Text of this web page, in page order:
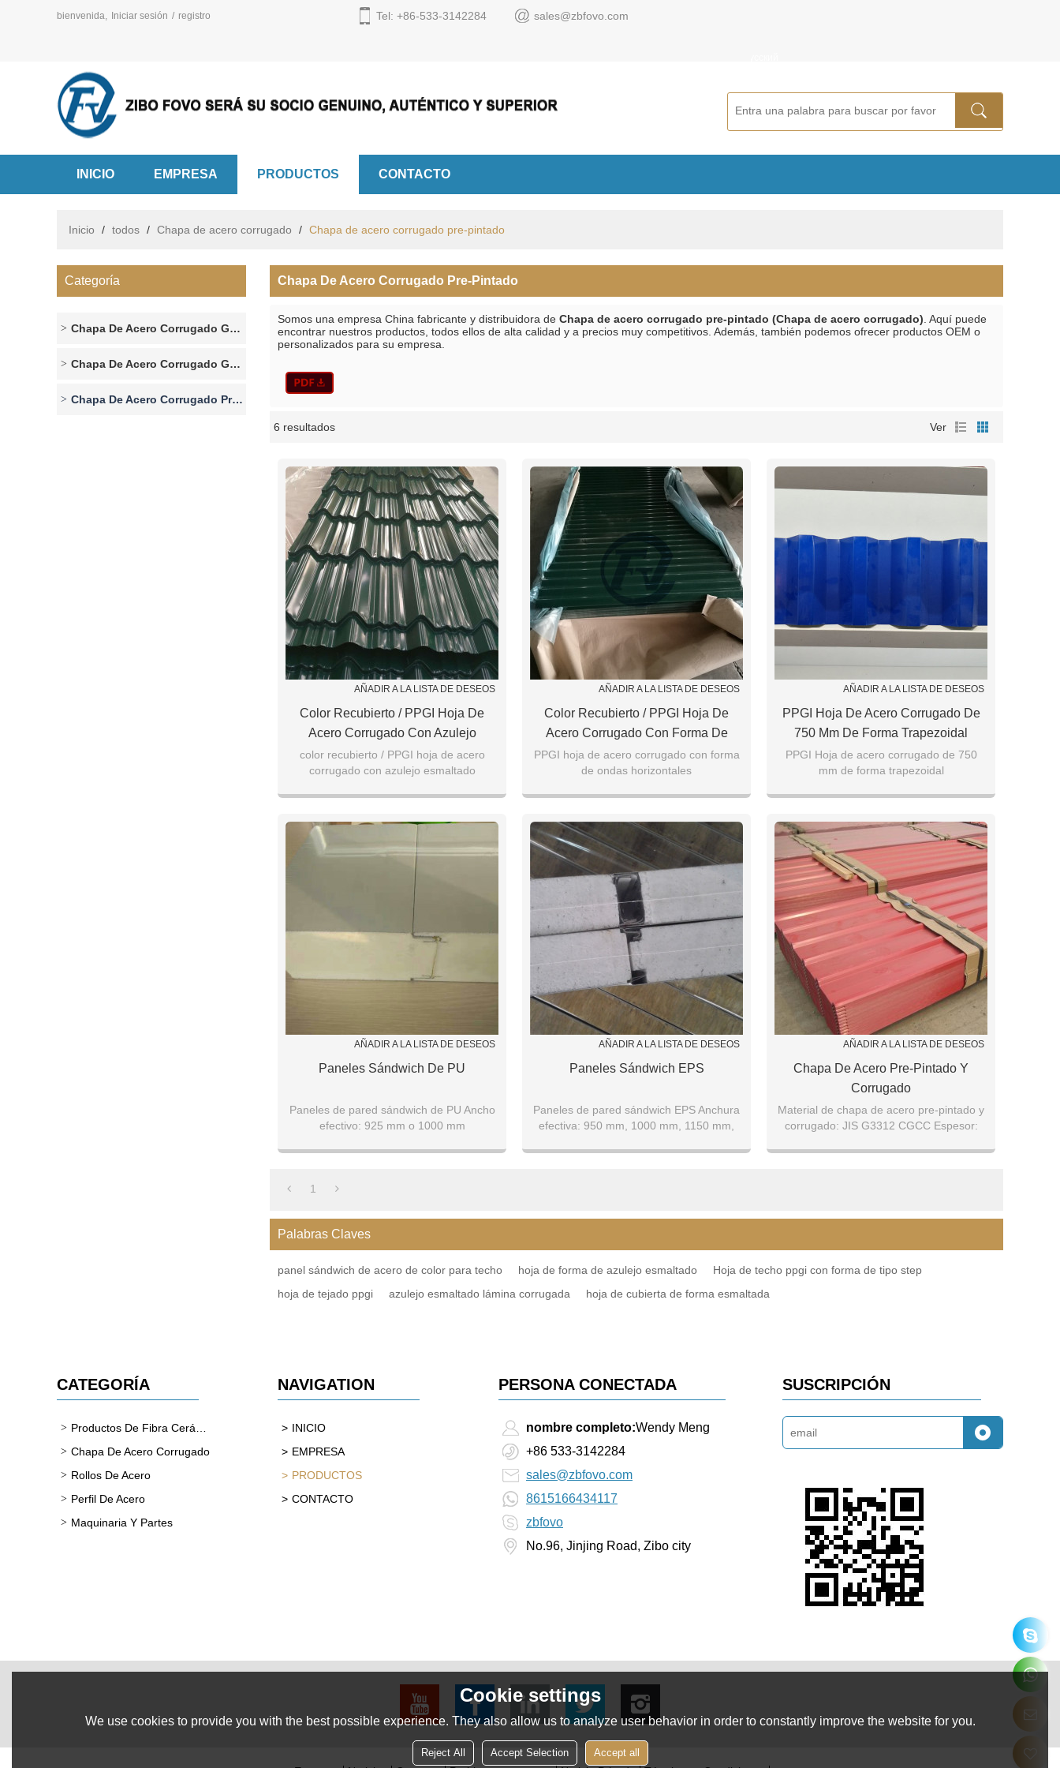
bienvenida, Iniciar sesión / registro Tel: +86-533-3142284 sales@zbfovo.com
INICIO EMPRESA PRODUCTOS CONTACTO
Inicio / todos / Chapa de acero corrugado / Chapa de acero corrugado pre-pintado
Categoría
Chapa De Acero Corrugado Galvanizado
Chapa De Acero Corrugado Galvalume
Chapa De Acero Corrugado Pre-Pintado
Chapa De Acero Corrugado Pre-Pintado
Somos una empresa China fabricante y distribuidora de Chapa de acero corrugado pre-pintado (Chapa de acero corrugado) . Aquí puede
encontrar nuestros productos, todos ellos de alta calidad y a precios muy competitivos. Además, también podemos ofrecer productos OEM o
personalizados para su empresa.
6 resultados Ver
AÑADIR A LA LISTA DE DESEOS
Color Recubierto / PPGI Hoja De
Acero Corrugado Con Azulejo
Esmaltado
color recubierto / PPGI hoja de acero
corrugado con azulejo esmaltado
Ancho: 760mm/828mm/950mm etc.
AÑADIR A LA LISTA DE DESEOS
Color Recubierto / PPGI Hoja De
Acero Corrugado Con Forma De
Ondas Horizontales
PPGI hoja de acero corrugado con forma
de ondas horizontales
Ancho: 1000mm/1200mm/1250mm etc.
AÑADIR A LA LISTA DE DESEOS
PPGI Hoja De Acero Corrugado De
750 Mm De Forma Trapezoidal
PPGI Hoja de acero corrugado de 750
mm de forma trapezoidal
Ancho: 750 mm, etc.
AÑADIR A LA LISTA DE DESEOS
Paneles Sándwich De PU
Paneles de pared sándwich de PU Ancho
efectivo: 925 mm o 1000 mm
AÑADIR A LA LISTA DE DESEOS
Paneles Sándwich EPS
Paneles de pared sándwich EPS Anchura
efectiva: 950 mm, 1000 mm, 1150 mm,
Panel de techo: 950 mm-1000 mm
AÑADIR A LA LISTA DE DESEOS
Chapa De Acero Pre-Pintado Y
Corrugado
Material de chapa de acero pre-pintado y
corrugado: JIS G3312 CGCC Espesor:
665mm/800mm/860mm/900mm
1
Palabras Claves
panel sándwich de acero de color para techo hoja de forma de azulejo esmaltado
Hoja de techo ppgi con forma de tipo step
hoja de tejado ppgi
azulejo esmaltado lámina corrugada hoja de cubierta de forma esmaltada
CATEGORÍA
Productos De Fibra Cerámica
Chapa De Acero Corrugado
Rollos De Acero
Perfil De Acero
Maquinaria Y Partes
NAVIGATION
INICIO
EMPRESA
PRODUCTOS
CONTACTO
PERSONA CONECTADA
nombre completo:Wendy Meng
+86 533-3142284
sales@zbfovo.com
8615166434117
zbfovo
No.96, Jinjing Road, Zibo city
SUSCRIPCIÓN
Cookie settings
We use cookies to provide you with the best possible experience. They also allow us to analyze user behavior in order to constantly improve the website for you.
Reject All Accept Selection Accept all